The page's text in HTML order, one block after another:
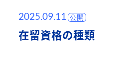
2025.09.11
在留資格の種類